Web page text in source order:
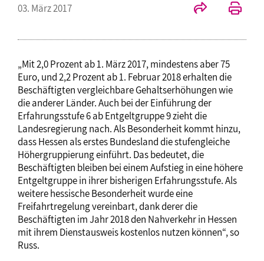
03. März 2017
„Mit 2,0 Prozent ab 1. März 2017, mindestens aber 75
Euro, und 2,2 Prozent ab 1. Februar 2018 erhalten die
Beschäftigten vergleichbare Gehaltserhöhungen wie
die anderer Länder. Auch bei der Einführung der
Erfahrungsstufe 6 ab Entgeltgruppe 9 zieht die
Landesregierung nach. Als Besonderheit kommt hinzu,
dass Hessen als erstes Bundesland die stufengleiche
Höhergruppierung einführt. Das bedeutet, die
Beschäftigten bleiben bei einem Aufstieg in eine höhere
Entgeltgruppe in ihrer bisherigen Erfahrungsstufe. Als
weitere hessische Besonderheit wurde eine
Freifahrtregelung vereinbart, dank derer die
Beschäftigten im Jahr 2018 den Nahverkehr in Hessen
mit ihrem Dienstausweis kostenlos nutzen können“, so
Russ.